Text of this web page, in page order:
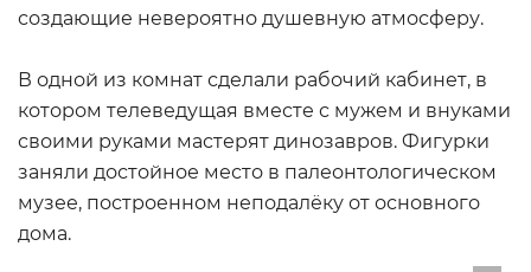
создающие невероятно душевную атмосферу.
В одной из комнат сделали рабочий кабинет, в
котором телеведущая вместе с мужем и внуками
своими руками мастерят динозавров. Фигурки
заняли достойное место в палеонтологическом
музее, построенном неподалёку от основного
дома.